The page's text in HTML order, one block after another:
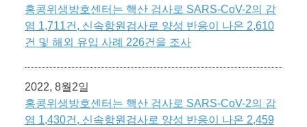
홍콩위생방호센터는 핵산 검사로 SARS-CoV-2의 감
염 1,711건, 신속항원검사로 양성 반응이 나온 2,610
건 및 해외 유입 사례 226건을 조사
2022, 8월2일
홍콩위생방호센터는 핵산 검사로 SARS-CoV-2의 감
염 1,430건, 신속항원검사로 양성 반응이 나온 2,459